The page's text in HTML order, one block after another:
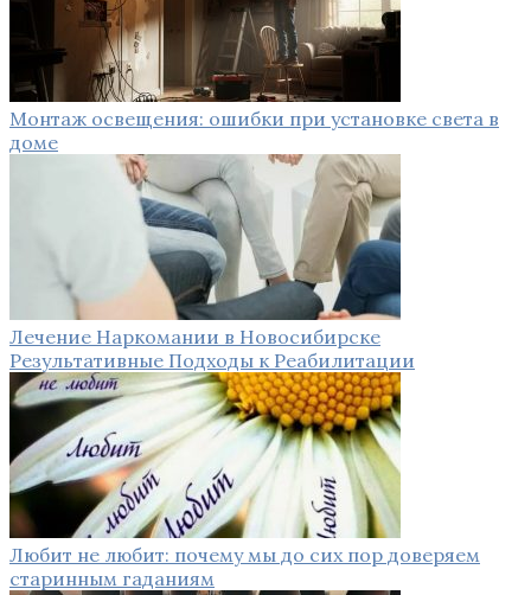
Монтаж освещения: ошибки при установке света в
доме
Лечение Наркомании в Новосибирске
Результативные Подходы к Реабилитации
Любит не любит: почему мы до сих пор доверяем
старинным гаданиям